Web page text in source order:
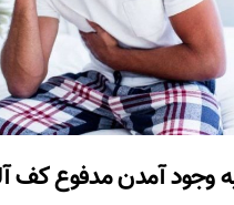
وجود آمدن مدفوع کف